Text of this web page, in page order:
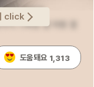
요..피부가 엄청나게
상담했는데볼살
팅으로 위로
분감이랑 눈가는
스터 받은지
서 기록용 겸 자랑 겸
살, 턱살 , 턱 라인?
click
도움돼요 1,313